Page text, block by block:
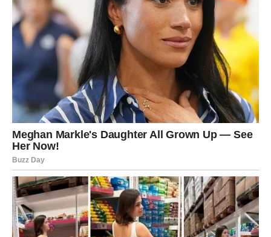
Ljubav vam donosi novu energiju i
sreću
Pored finansijskog uspjeha, naredni period donosi vam i
mnogo ljepšu energiju kada su emocije u pitanju.
Ako ste dugo bili usamljeni ili razočarani, sada dolazi